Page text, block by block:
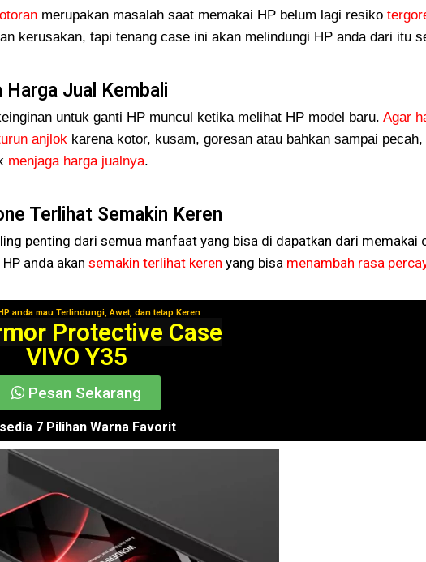
merupakan masalah saat memakai HP belum lagi resiko
kerusakan, tapi tenang case ini akan melindungi HP anda dari itu
Harga Jual Kembali
untuk ganti HP muncul ketika melihat HP model baru. Agar
anjlokkarena kotor, kusam, goresan atau bahkan sampai
menjaga harga jualnya.
Terlihat Semakin Keren
penting dari semua manfaat yang bisa di dapatkan dari memakai
anda akan semakin terlihat keren yang bisa menambah rasa
anda mau Terlindungi, Awet, dan tetap Keren
Protective Case
VIVO Y35
Pesan Sekarang
7 Pilihan Warna Favorit